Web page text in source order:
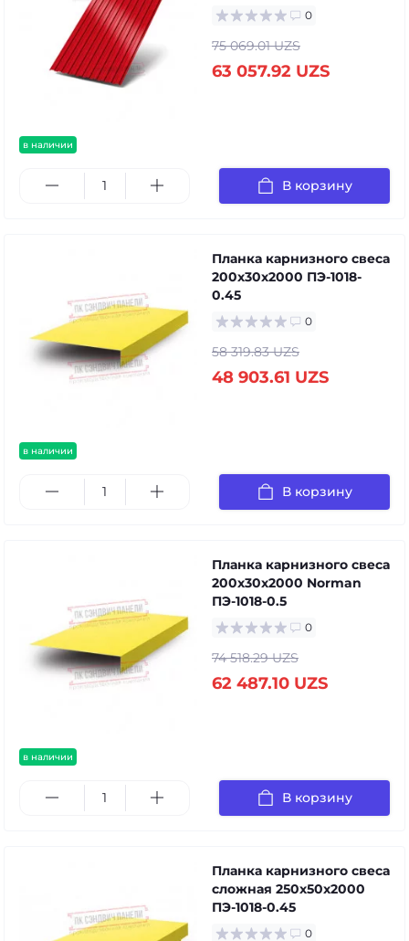
в наличии
0
75 069.01 UZS
63 057.92 UZS
В корзину
в наличии
Планка карнизного свеса
200х30х2000 ПЭ-1018-
0.45
0
58 319.83 UZS
48 903.61 UZS
В корзину
в наличии
Планка карнизного свеса
200х30х2000 Norman
ПЭ-1018-0.5
0
74 518.29 UZS
62 487.10 UZS
В корзину
Планка карнизного свеса
сложная 250х50х2000
ПЭ-1018-0.45
0